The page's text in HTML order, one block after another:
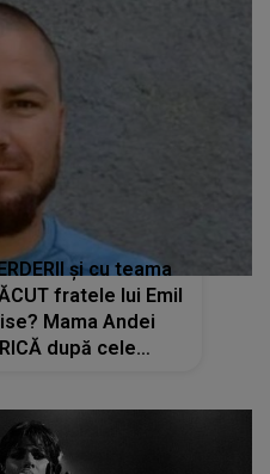
și cu teama
fratele lui Emil
Mama Andei
după cele